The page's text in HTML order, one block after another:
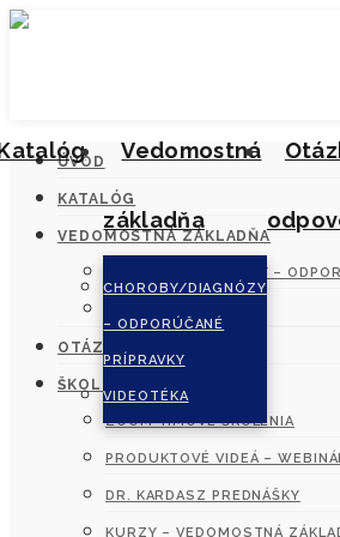
Vedomostná
základňa
CHOROBY/DIAGNÓZY
– ODPORÚČANÉ
PRÍPRAVKY
VIDEOTÉKA
ÚVOD
KATALÓG
VEDOMOSTNÁ ZÁKLADŇA
CHOROBY/DIAGNÓZY –
OTÁZKY A ODPOVEDE
ŠKOLENIA A KURZY
ZOOM TÍMOVÉ ŠKOLENIA
PRODUKTOVÉ VIDEÁ –
DR. KARDASZ PREDNÁŠKY
KURZY – VEDOMOSTNÁ